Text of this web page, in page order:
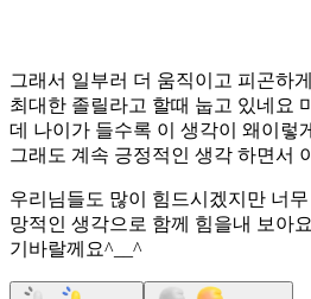
그래서 일부러 더 움직이고 피곤하
최대한 졸릴라고 할때 눕고 있네요
데 나이가 들수록 이 생각이 왜이렇
그래도 계속 긍정적인 생각 하면서
우리님들도 많이 힘드시겠지만 너
망적인 생각으로 함께 힘을내 보아
기바랄께요^__^